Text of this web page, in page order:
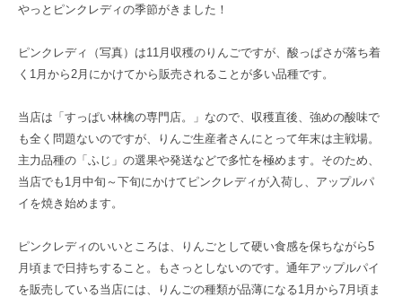
やっとピンクレディの季節がきました！
ピンクレディ（写真）は11月収穫のりんごですが、酸っぱさが落ち着
く1月から2月にかけてから販売されることが多い品種です。
当店は「すっぱい林檎の専門店。」なので、収穫直後、強めの酸味で
も全く問題ないのですが、りんご生産者さんにとって年末は主戦場。
主力品種の「ふじ」の選果や発送などで多忙を極めます。そのため、
当店でも1月中旬～下旬にかけてピンクレディが入荷し、アップルパ
イを焼き始めます。
ピンクレディのいいところは、りんごとして硬い食感を保ちながら5
月頃まで日持ちすること。もさっとしないのです。通年アップルパイ
を販売している当店には、りんごの種類が品薄になる1月から7月頃ま